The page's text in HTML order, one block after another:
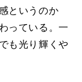
というのか
っている。一
も光り輝くや